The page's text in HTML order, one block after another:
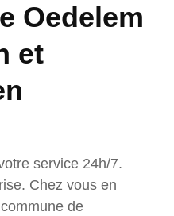
Oedelem
et
service 24h/7.
Chez vous en
de